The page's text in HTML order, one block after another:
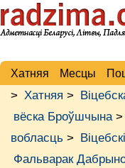
Хатняя Месцы
> Хатняя >
вёска Броўшчына>
вобласць >
Фальварак